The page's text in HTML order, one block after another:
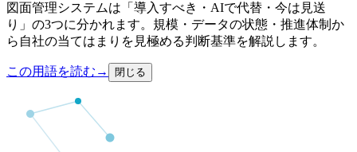
図面管理システムは「導入すべき・AIで代替・今は見送
り」の3つに分かれます。規模・データの状態・推進体制か
ら自社の当てはまりを見極める判断基準を解説します。
この用語を読む → 閉じる